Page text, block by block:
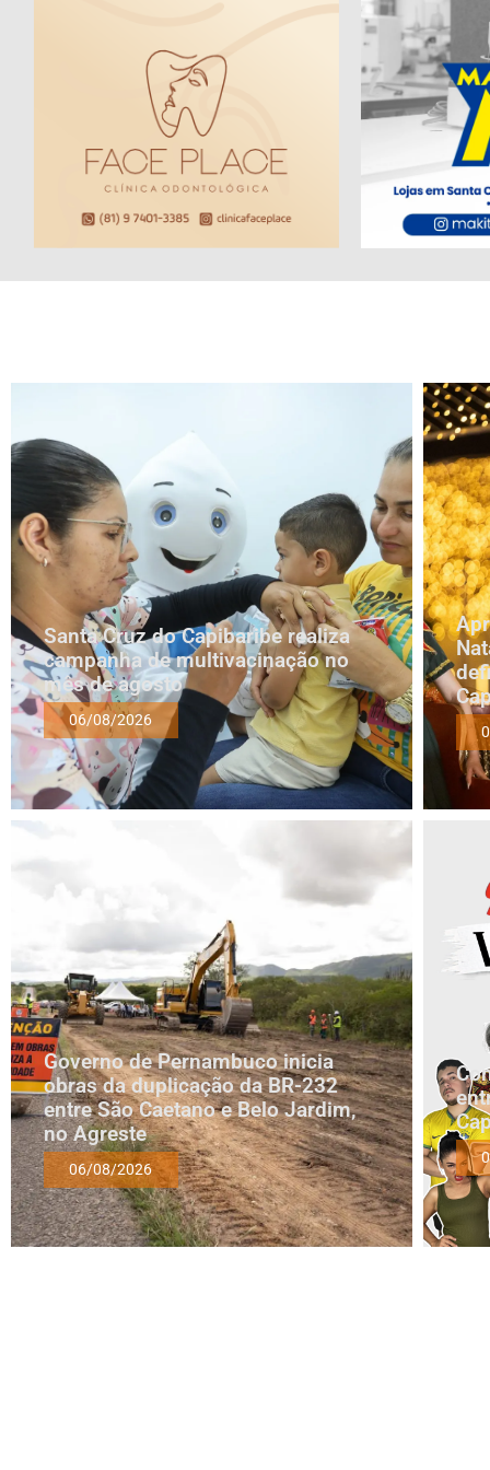
Santa Cruz do Capibaribe realiza
campanha de multivacinação no
mês de agosto
06/08/2026
Governo de Pernambuco inicia
obras da duplicação da BR-232
entre São Caetano e Belo Jardim,
no Agreste
06/08/2026